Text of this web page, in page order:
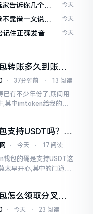
告诉你几个实
今天
靠谱一文说清
今天
记住正确发音 今天
转账多久到账？
⋅ 37分钟前 ⋅ 13 阅读
已有不少年份了,期间用
,其中imtoken给我的整
支持USDT吗？转
⋅ 今天 ⋅ 17 阅读
包的确是支持USDT这
太早开心,其中的门道是
怎么领取分叉
避坑
⋅ 今天 ⋅ 23 阅读